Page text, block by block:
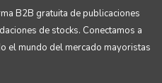
B2B gratuita de publicaciones
de stocks. Conectamos a
el mundo del mercado mayoristas